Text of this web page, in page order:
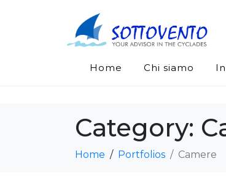
Home Chi siamo
Category:
Home Portfolios Camere